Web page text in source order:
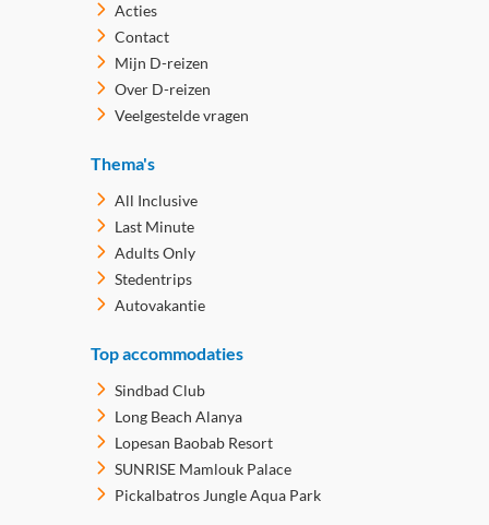
Acties
Contact
Mijn D-reizen
Over D-reizen
Veelgestelde vragen
Thema's
All Inclusive
Last Minute
Adults Only
Stedentrips
Autovakantie
Top accommodaties
Sindbad Club
Long Beach Alanya
Lopesan Baobab Resort
SUNRISE Mamlouk Palace
Pickalbatros Jungle Aqua Park